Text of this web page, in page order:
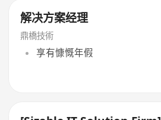
解决方案经理
鼎橋技術
享有慷慨年假